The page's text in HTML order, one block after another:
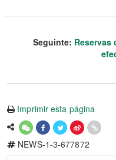
Seguinte: Reservas
Imprimir esta página
NEWS-1-3-677872